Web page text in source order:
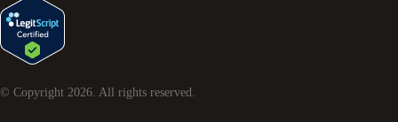
© Copyright 2026 . All rights reserved.